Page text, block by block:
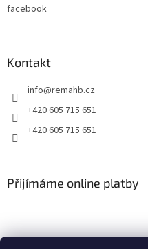
facebook
Kontakt
info@remahb.cz
+420 605 715 651
+420 605 715 651
Přijímáme online platby